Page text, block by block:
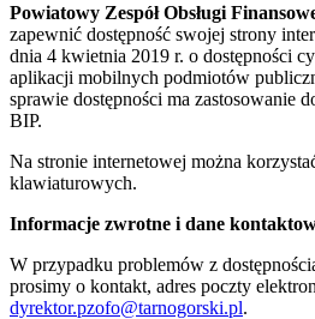
Powiatowy Zespół Obsługi
zapewnić dostępność swojej strony
dnia 4 kwietnia 2019 r. o dostępności
aplikacji mobilnych podmiotów
sprawie dostępności ma zastosowanie
BIP.
Na stronie internetowej można
klawiaturowych.
Informacje zwrotne i dane
W przypadku problemów z
prosimy o kontakt, adres poczty
dyrektor.pzofo@tarnogorski.pl.